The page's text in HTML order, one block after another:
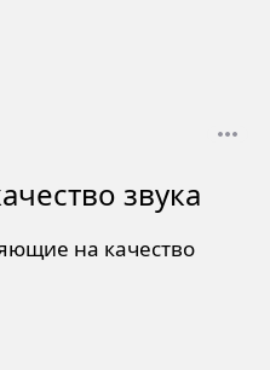
звука
на качество